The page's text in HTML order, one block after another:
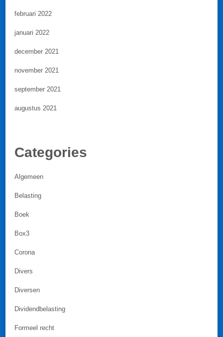
februari 2022
januari 2022
december 2021
november 2021
september 2021
augustus 2021
Categories
Algemeen
Belasting
Boek
Box3
Corona
Divers
Diversen
Dividendbelasting
Formeel recht